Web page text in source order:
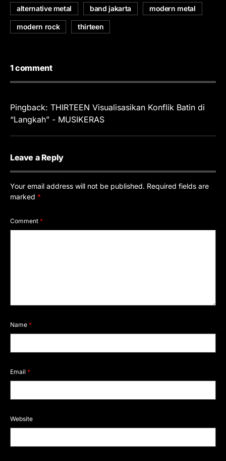
alternative metal band jakarta modern metal
modern rock thirteen
1 comment
Pingback: THIRTEEN Visualisasikan Konflik Batin di
“Langkah” - MUSIKERAS
Leave a Reply
Your email address will not be published. Required fields are
marked *
Comment *
Name *
Email *
Website